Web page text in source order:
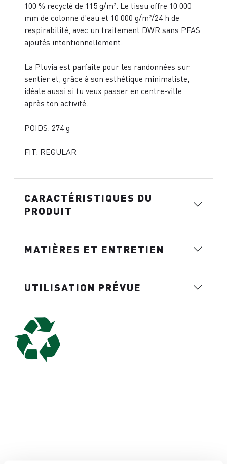
100 % recyclé de 115 g/m². Le tissu offre 10 000
mm de colonne d’eau et 10 000 g/m²/24 h de
respirabilité, avec un traitement DWR sans PFAS
ajoutés intentionnellement.
La Pluvia est parfaite pour les randonnées sur
sentier et, grâce à son esthétique minimaliste,
idéale aussi si tu veux passer en centre-ville
après ton activité.
POIDS: 274 g
FIT: REGULAR
CARACTÉRISTIQUES DU
PRODUIT
MATIÈRES ET ENTRETIEN
UTILISATION PRÉVUE